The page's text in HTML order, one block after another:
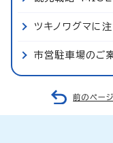
ツキノワグマに注
市営駐車場のご
前のペー